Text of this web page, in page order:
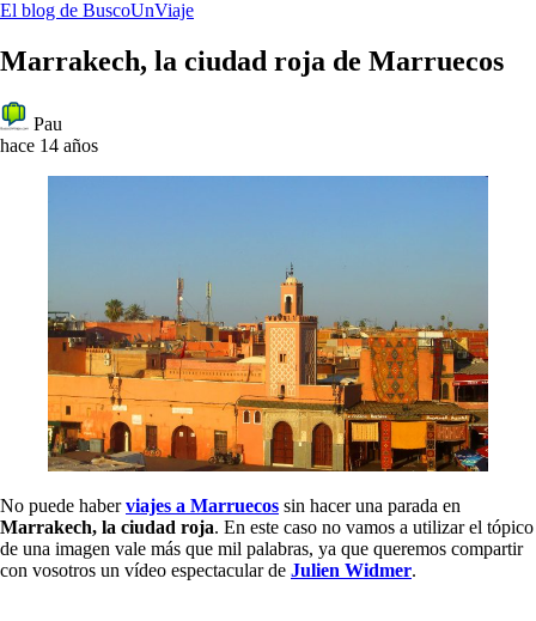
El blog de BuscoUnViaje
Marrakech, la ciudad roja de Marruecos
Pau
hace 14 años
No puede haberviajes a Marruecos sin hacer una parada en
Marrakech, la ciudad roja. En este caso no vamos a utilizar el tópico
de una imagen vale más que mil palabras, ya que queremos compartir
con vosotros un vídeo espectacular de Julien Widmer.